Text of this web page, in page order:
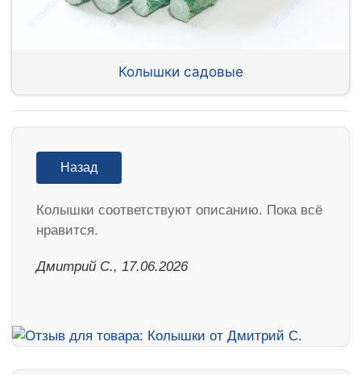
Колышки садовые
Назад
Колышки соответствуют описанию. Пока всё
нравится.
Дмитрий С., 17.06.2026